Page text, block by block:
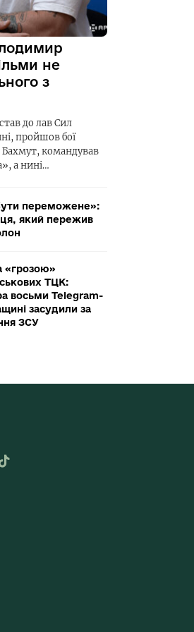
не
з
до лав Сил
пройшов бої
Бахмут, командував
а нині…
переможене»:
який пережив
«грозою»
ТЦК:
восьми Telegram-
засудили за
ЗСУ